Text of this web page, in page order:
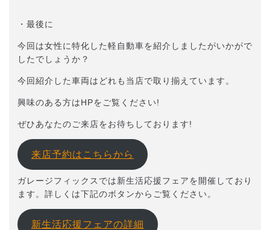
・最後に
今回は女性に特化した軽自動車を紹介しましたがいかがで
したでしょうか？
今回紹介した車両はどれも当店で取り揃えています。
興味のある方はHPをご覧ください!
ぜひあなたのご来店をお待ちしております!
来店予約はこちらから
ガレージフィックスでは新生活応援フェアを開催しており
ます。詳しくは下記のボタンからご覧ください。
新生活応援フェアの詳細